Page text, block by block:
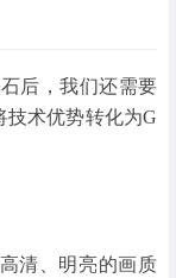
后，我们还需要
技术优势转化为G
清、明亮的画质